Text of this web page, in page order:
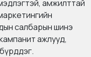
амжилттай
салбарын шинэ
ажлууд,